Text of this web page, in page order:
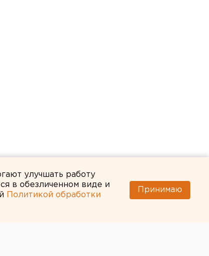
улучшать работу
в обезличенном виде и
Политикой обработки
Принимаю